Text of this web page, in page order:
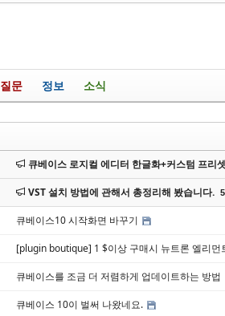
질문 정보 소식
큐베이스 로지컬 에디터 한글화+커스텀 프리셋
VST 설치 방법에 관해서 총정리해 봤습니다. 5
큐베이스10 시작화면 바꾸기
[plugin boutique] 1 $이상 구매시 뉴트론 엘리먼
큐베이스를 조금 더 저렴하게 업데이트하는 방법
큐베이스 10이 벌써 나왔네요.